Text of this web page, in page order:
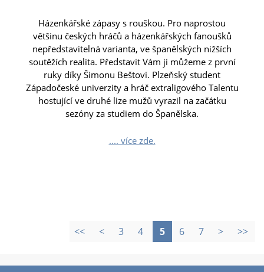
Házenkářské zápasy s rouškou. Pro naprostou
většinu českých hráčů a házenkářských fanoušků
nepředstavitelná varianta, ve španělských nižších
soutěžích realita. Představit Vám ji můžeme z první
ruky díky Šimonu Beštovi. Plzeňský student
Západočeské univerzity a hráč extraligového Talentu
hostující ve druhé lize mužů vyrazil na začátku
sezóny za studiem do Španělska.
.... více zde.
<< < 3 4 5 6 7 > >>